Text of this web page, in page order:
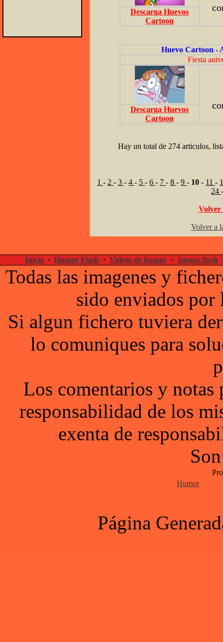
Descarga Huevos
Cartoon
Huevo Cartoon -
Fiesta
Descarga Huevos
Cartoon
Hay un total de 274 articulos,
1 - 2 - 3 - 4 - 5 - 6 - 7 - 8 - 9 - 10 - 11 -
24
Volver
Volver a
Inicio · Humor Flash · Videos de humor · Juegos flash
Todas las imagenes y
sido enviados por
Si algun fichero tuviera
lo comuniques para
Los comentarios y notas
responsabilidad de los
exenta de
Humor
Página